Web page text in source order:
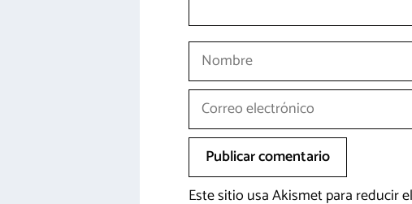
Nombre
Correo
electrónico
Este sitio usa Akismet para reducir